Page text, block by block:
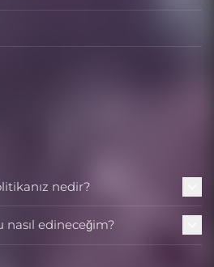
nedir?
nasıl edineceğim?